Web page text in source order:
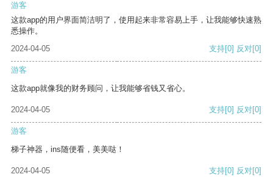
游客
这款app的用户界面简洁明了，使用起来非常容易上手，让我能够快速熟
悉操作。
2024-04-05
支持[0] 反对[0]
游客
这款app就像我的财务顾问，让我能够省钱又省心。
2024-04-05 支持[0] 反对[0]
游客
梯子神器，ins随便看，美美哒！
2024-04-05 支持[0] 反对[0]